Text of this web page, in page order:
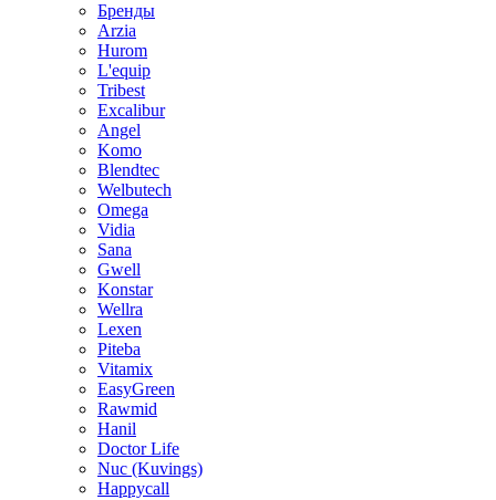
Бренды
Arzia
Hurom
L'equip
Tribest
Excalibur
Angel
Komo
Blendtec
Welbutech
Omega
Vidia
Sana
Gwell
Konstar
Wellra
Lexen
Piteba
Vitamix
EasyGreen
Rawmid
Hanil
Doctor Life
Nuc (Kuvings)
Happycall